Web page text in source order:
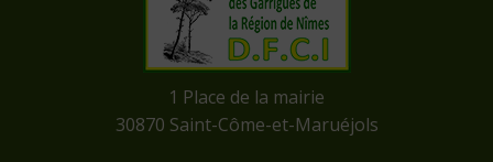
​1 Place de la mairie
​30870 Saint-Côme-et-Maruéjols